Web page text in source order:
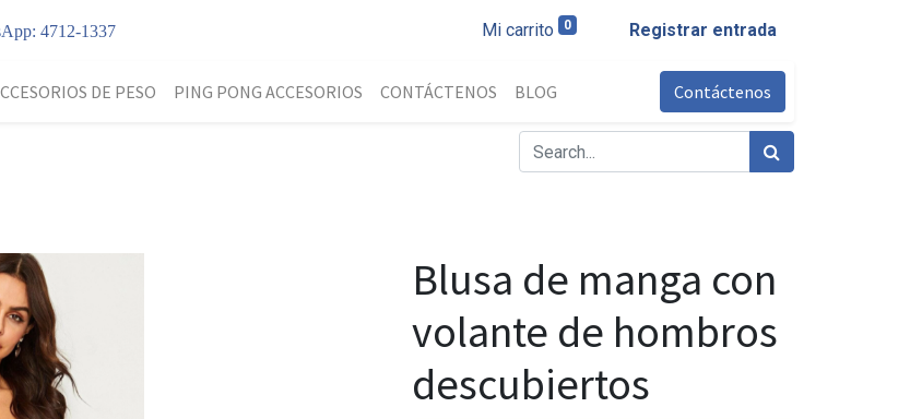
4712-1337 Mi carrito 0 Registrar entrada
DE PESO PING PONG ACCESORIOS CONTÁCTENOS BLOG Contáctenos
Blusa de manga con
volante de hombros
descubiertos